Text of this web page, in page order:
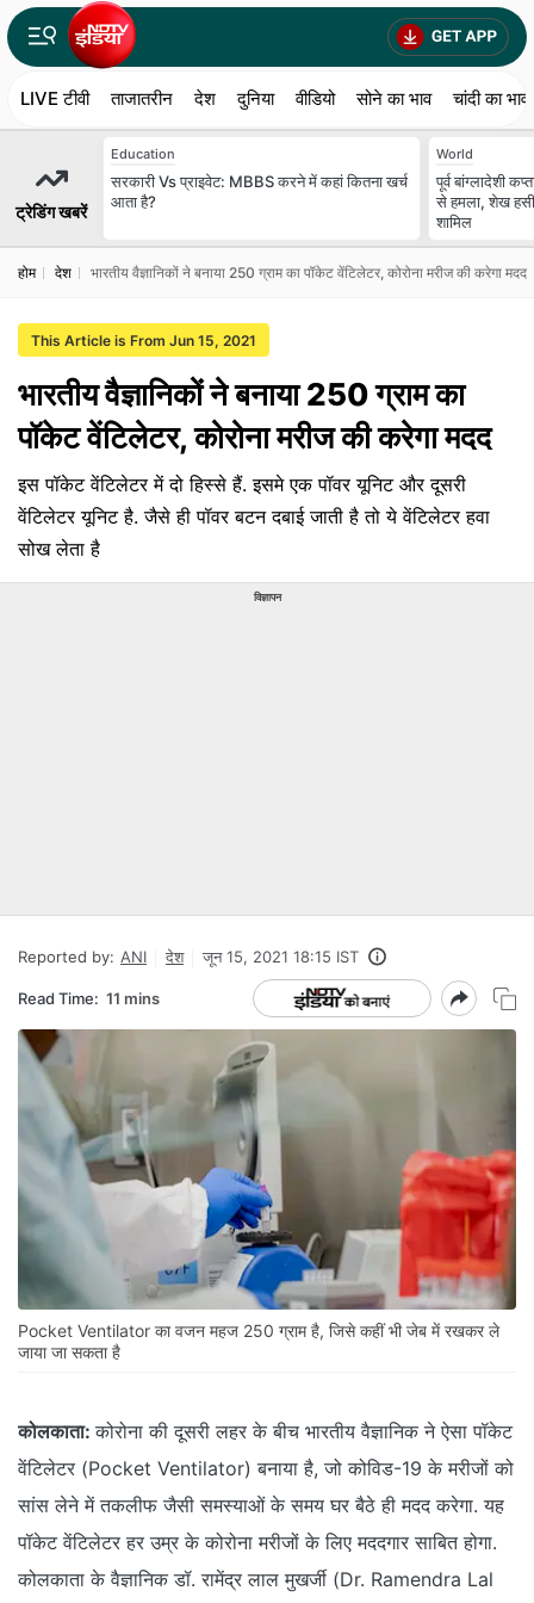
LIVE टीवी ताजातरीन देश दुनिया वीडियो सोने का भाव चांदी का भाव
ट्रेडिंग खबरें
Education
सरकारी Vs प्राइवेट: MBBS करने में कहां कितना खर्च
आता है?
World
पूर्व बांग्लादेशी
से हमला, शेख
शामिल
होम देश भारतीय वैज्ञानिकों ने बनाया 250 ग्राम का पॉकेट वेंटिलेटर, कोरोना मरीज की करेगा मदद
This Article is From Jun 15, 2021
भारतीय वैज्ञानिकों ने बनाया 250 ग्राम का
पॉकेट वेंटिलेटर, कोरोना मरीज की करेगा मदद
इस पॉकेट वेंटिलेटर में दो हिस्से हैं. इसमे एक पॉवर यूनिट और दूसरी
वेंटिलेटर यूनिट है. जैसे ही पॉवर बटन दबाई जाती है तो ये वेंटिलेटर हवा
सोख लेता है
विज्ञापन
Reported by: ANI देश जून 15, 2021 18:15 IST
Read Time: 11 mins
Pocket Ventilator का वजन महज 250 ग्राम है, जिसे कहीं भी जेब में रखकर ले
जाया जा सकता है
कोलकाता: कोरोना की दूसरी लहर के बीच भारतीय वैज्ञानिक ने ऐसा पॉकेट
वेंटिलेटर (Pocket Ventilator) बनाया है, जो कोविड-19 के मरीजों को
सांस लेने में तकलीफ जैसी समस्याओं के समय घर बैठे ही मदद करेगा. यह
पॉकेट वेंटिलेटर हर उम्र के कोरोना मरीजों के लिए मददगार साबित होगा.
कोलकाता के वैज्ञानिक डॉ. रामेंद्र लाल मुखर्जी (Dr. Ramendra Lal